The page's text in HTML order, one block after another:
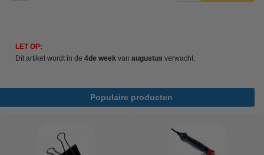
LET OP:
Dit artikel wordt in de 4de week van augustus verwacht.
Populaire producten